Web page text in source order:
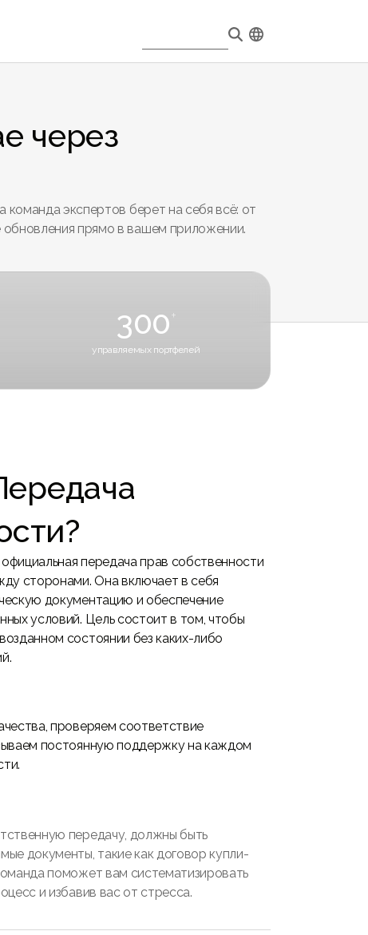
через
экспертов берет на себя всё: от
прямо в вашем приложении.
300+
управляемых портфелей
передача прав собственности
сторонами. Она включает в себя
документацию и обеспечение
условий. Цель состоит в том, чтобы
состоянии без каких-либо
проверяем соответствие
постоянную поддержку на каждом
передачу, должны быть
документы, такие как договор купли-
поможет вам систематизировать
и избавив вас от стресса.